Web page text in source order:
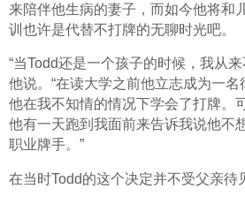
来陪伴他生病的妻子，而如今他将和
训也许是代替不打牌的无聊时光吧。
“当Todd还是一个孩子的时候，我从
他说。“在读大学之前他立志成为一名
他在我不知情的情况下学会了打牌。
他有一天跑到我面前来告诉我说他不
职业牌手。”
在当时Todd的这个决定并不受父亲待